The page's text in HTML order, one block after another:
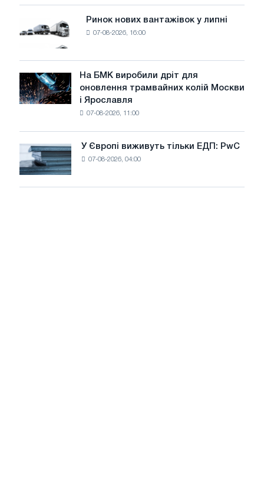
цілей
декарбонізації
Ринок
нових
вантажівок
у
липні
Ринок нових вантажівок у липні
07-08-2026, 16:00
На
БМК
виробили
трамвайних
колій
На БМК виробили дріт для
оновлення трамвайних колій Москви
і Ярославля
07-08-2026, 11:00
Європі
виживуть
тільки
У Європі виживуть тільки ЕДП: PwC
07-08-2026, 04:00